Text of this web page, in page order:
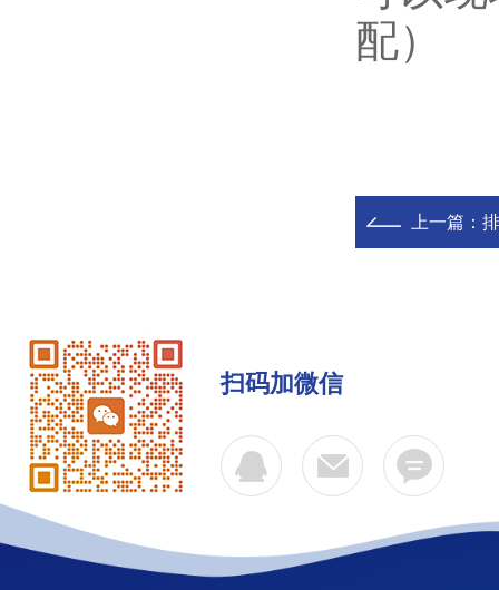
配）
上一篇：
扫码加微信